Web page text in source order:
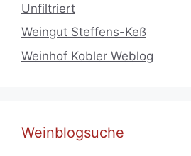
Unfiltriert
Weingut Steffens-Keß
Weinhof Kobler Weblog
Weinblogsuche